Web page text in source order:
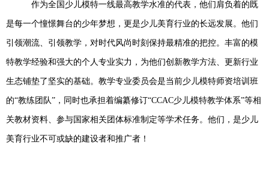
作为全国少儿模特一线最高教学水准的代表，他们肩负着的既
是每一个憧憬舞台的少年梦想，更是少儿美育行业的长远发展。他们
引领潮流、引领教学，对时代风尚时刻保持最精准的把控。丰富的模
特教学经验和强大的个人专业实力，为他们创新教学方法、更新行业
生态铺垫了坚实的基础。教学专业委员会是当前少儿模特师资培训班
的“教练团队”，同时也承担着编纂修订“CCAC少儿模特教学体系”等相
关教材资料、参与国家相关团体标准制定等学术任务。他们， 是少儿
美育行业不可或缺的建设者和推广者！